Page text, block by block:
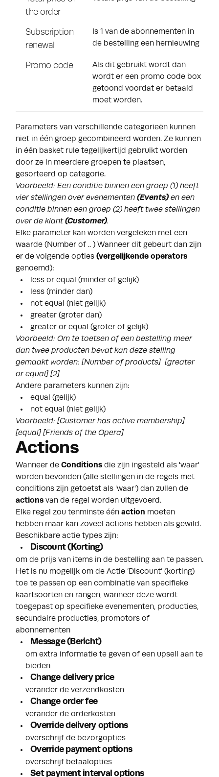
the order
Subscription
renewal
Is 1 van de abonnementen in
de bestelling een hernieuwing
Promo code
Als dit gebruikt wordt dan
wordt er een promo code box
getoond voordat er betaald
moet worden.
Parameters van verschillende categorieën kunnen
niet in één groep gecombineerd worden. Ze kunnen
in één basket rule tegelijkertijd gebruikt worden
door ze in meerdere groepen te plaatsen,
gesorteerd op categorie.
Voorbeeld: Een conditie binnen een groep (1) heeft
vier stellingen over evenementen (Events)en een
conditie binnen een groep (2) heeft twee stellingen
over de klant(Customer).
Elke parameter kan worden vergeleken met een
waarde (Number of .. ) Wanneer dit gebeurt dan zijn
er de volgende opties (vergelijkende operators
genoemd):
less or equal (minder of gelijk)
less (minder dan)
not equal (niet gelijk)
greater (groter dan)
greater or equal (groter of gelijk)
Voorbeeld: Om te toetsen of een bestelling meer
dan twee producten bevat kan deze stelling
gemaakt worden: [Number of products] [greater
or equal] [2]
Andere parameters kunnen zijn:
equal (gelijk)
not equal (niet gelijk)
Voorbeeld: [Customer has active membership]
[equal] [Friends of the Opera]
Actions
Wanneer de Conditions die zijn ingesteld als 'waar'
worden bevonden (alle stellingen in de regels met
conditions zijn getoetst als 'waar') dan zullen de
actions van de regel worden uitgevoerd.
Elke regel zou tenminste één action moeten
hebben maar kan zoveel actions hebben als gewild.
Beschikbare actie types zijn:
Discount (Korting)
om de prijs van items in de bestelling aan te passen.
Het is nu mogelijk om de Actie ‘Discount’ (korting)
toe te passen op een combinatie van specifieke
kaartsoorten en rangen, wanneer deze wordt
toegepast op specifieke evenementen, producties,
secundaire producties, promotors of
abonnementen
Message (Bericht)
om extra informatie te geven of een upsell aan te
bieden
Change delivery price
verander de verzendkosten
Change order fee
verander de orderkosten
Override delivery options
overschrijf de bezorgopties
Override payment options
overschrijf betaalopties
Set payment interval options